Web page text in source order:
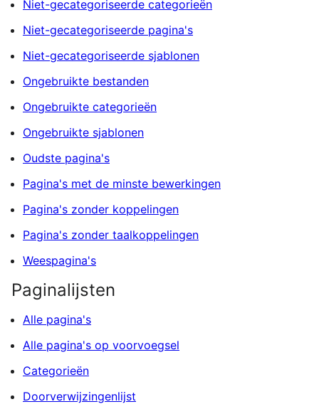
z
k
e
Niet-gecategoriseerde categorieën
Niet-gecategoriseerde pagina's
Niet-gecategoriseerde sjablonen
Ongebruikte bestanden
Ongebruikte categorieën
Ongebruikte sjablonen
Oudste pagina's
Pagina's met de minste bewerkingen
Pagina's zonder koppelingen
Pagina's zonder taalkoppelingen
Weespagina's
Paginalijsten
Alle pagina's
Alle pagina's op voorvoegsel
Categorieën
Doorverwijzingenlijst